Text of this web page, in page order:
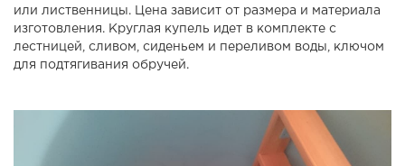
или лиственницы. Цена зависит от размера и материала
изготовления. Круглая купель идет в комплекте с
лестницей, сливом, сиденьем и переливом воды, ключом
для подтягивания обручей.